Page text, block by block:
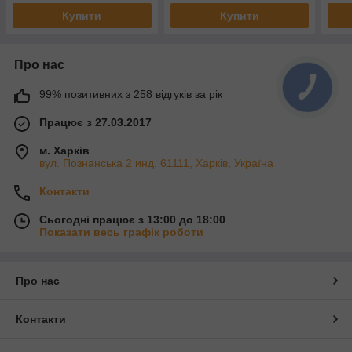
Купити Купити
Про нас
99% позитивних з 258 відгуків за рік
Працює з 27.03.2017
м. Харків
вул. Познанська 2 инд. 61111, Харків, Україна
Контакти
Сьогодні працює з 13:00 до 18:00
Показати весь графік роботи
Про нас
Контакти